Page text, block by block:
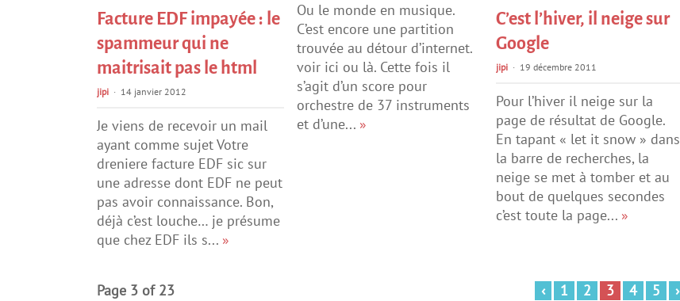
Facture EDF impayée : le
spammeur qui ne
maitrisait pas le html
jipi 14 janvier 2012
Je viens de recevoir un mail
ayant comme sujet Votre
dreniere facture EDF sic sur
une adresse dont EDF ne peut
pas avoir connaissance. Bon,
déjà c’est louche… je présume
que chez EDF ils s... »
Ou le monde en musique.
C’est encore une partition
trouvée au détour d’internet.
voir ici ou là. Cette fois il
s’agit d’un score pour
orchestre de 37 instruments
et d’une... »
C’est l’hiver, il neige sur
Google
jipi 19 décembre 2011
Pour l’hiver il neige sur la
page de résultat de Google.
En tapant « let it snow » dans
la barre de recherches, la
neige se met à tomber et au
bout de quelques secondes
c’est toute la page... »
Page 3 of 23 ‹ 1 2 3 4 5 ›